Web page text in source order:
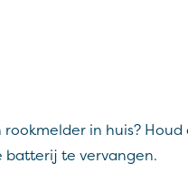
in huis?
batterij te vervangen.